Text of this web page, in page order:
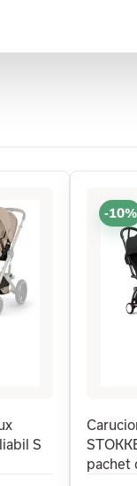
S
-10%
pachet